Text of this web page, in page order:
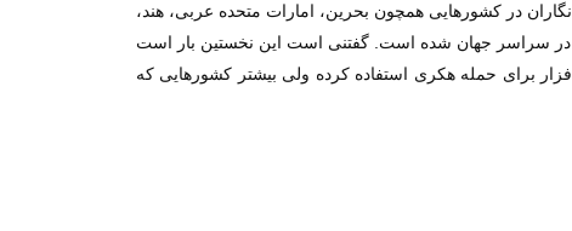
روزنامه نگاران در کشورهایی همچون بحرین، امارات متحده عربی، هند،
در سراسر جهان شده است. گفتنی است این نخستین بار است
برای حمله هکری استفاده کرده ولی بیشتر کشورهایی که